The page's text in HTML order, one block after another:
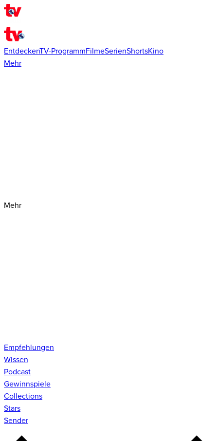
EntdeckenTV-ProgrammFilmeSerienShortsKino
Mehr
Mehr
Empfehlungen
Wissen
Podcast
Gewinnspiele
Collections
Stars
Sender